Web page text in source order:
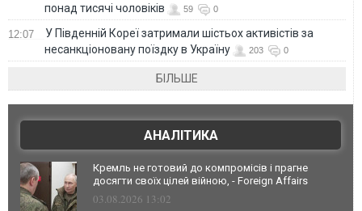
понад тисячі чоловіків
59 0
12:07
У Південній Кореї затримали шістьох активістів за
несанкціоновану поїздку в Україну
203 0
БІЛЬШЕ
АНАЛІТИКА
Кремль не готовий до компромісів і прагне
досягти своїх цілей війною, - Foreign Affairs
03.08.2026 13:02